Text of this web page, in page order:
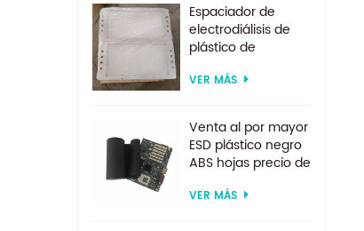
Espaciador de
electrodiálisis de
plástico de
fábrica por encargo
electrodiálisis
VER MÁS
Venta al por mayor
ESD plástico negro
ABS hojas precio de
termoformado
VER MÁS